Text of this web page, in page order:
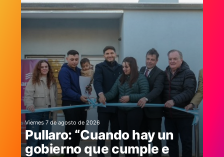
Viernes 7 de agosto de 2026
Pullaro: “Cuando hay un
gobierno que cumple e